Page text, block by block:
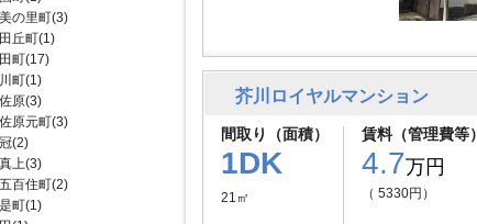
の里町(3)
丘町(1)
町(17)
町(1)
原(3)
原元町(3)
(2)
上(3)
百住町(2)
町(1)
芥川ロイヤルマンション
間取り（面積）
1DK
21㎡
賃料（管理費等）
4.7万円
（ 5330円）